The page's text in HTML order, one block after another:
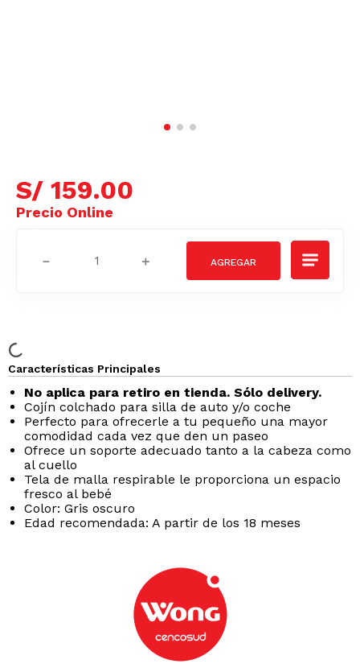
S/ 159.00
＋
－
Características Principales
No aplica para retiro en tienda. Sólo delivery.
Cojín colchado para silla de auto y/o coche
Perfecto para ofrecerle a tu pequeño una mayor
comodidad cada vez que den un paseo
Ofrece un soporte adecuado tanto a la cabeza como
al cuello
Tela de malla respirable le proporciona un espacio
fresco al bebé
Color: Gris oscuro
Edad recomendada: A partir de los 18 meses